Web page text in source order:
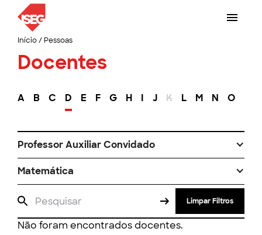
Início/ Pessoas
Docentes
A B C D E F G H I J K L M N O
Professor Auxiliar Convidado
Matemática
Limpar Filtros
Não foram encontrados docentes.